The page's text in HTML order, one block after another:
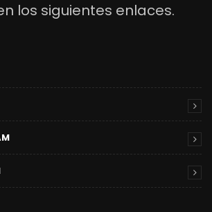
los siguientes enlaces.